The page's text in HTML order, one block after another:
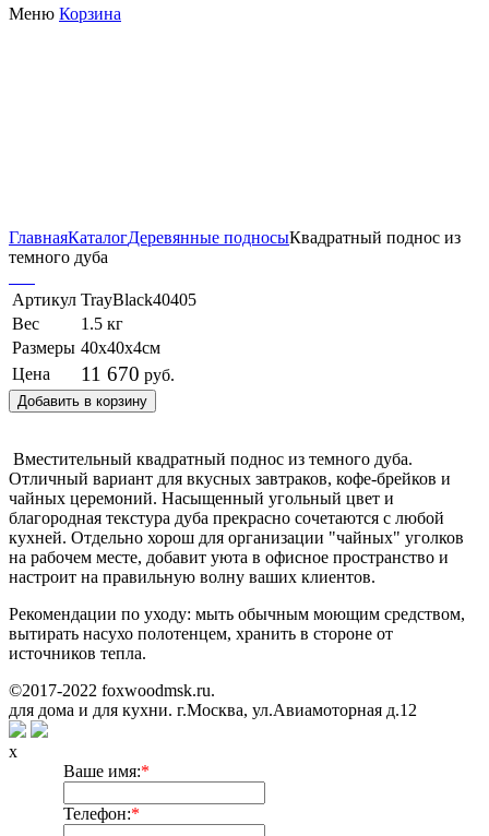
Меню Корзина
ГлавнаяКаталогДеревянные подносыКвадратный поднос из
темного дуба
Артикул TrayBlack40405
Вес
1.5 кг
Размеры 40х40х4см
Цена
11 670 руб.
Добавить в корзину
Вместительный квадратный поднос из темного дуба.
Отличный вариант для вкусных завтраков, кофе-брейков и
чайных церемоний. Насыщенный угольный цвет и
благородная текстура дуба прекрасно сочетаются с любой
кухней. Отдельно хорош для организации "чайных" уголков
на рабочем месте, добавит уюта в офисное пространство и
настроит на правильную волну ваших клиентов.
Рекомендации по уходу: мыть обычным моющим средством,
вытирать насухо полотенцем, хранить в стороне от
источников тепла.
©2017-2022 foxwoodmsk.ru.
для дома и для кухни. г.Москва, ул.Авиамоторная д.12
x
Ваше имя:*
Телефон:*